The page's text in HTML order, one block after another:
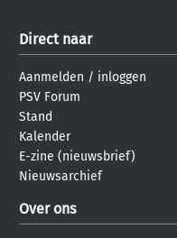
Direct naar
Aanmelden / inloggen
PSV Forum
Stand
Kalender
E-zine (nieuwsbrief)
Nieuwsarchief
Over ons